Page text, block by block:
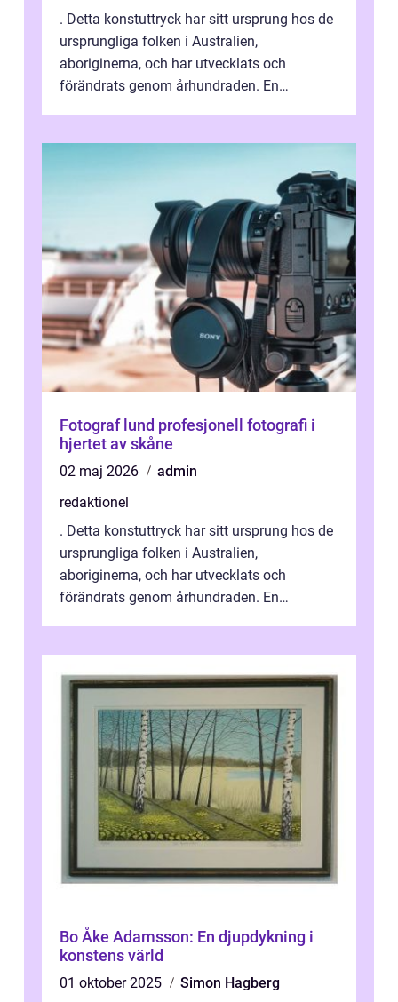
. Detta konstuttryck har sitt ursprung hos de
ursprungliga folken i Australien,
aboriginerna, och har utvecklats och
förändrats genom århundraden. En
Fotograf lund profesjonell fotografi i
hjertet av skåne
02 maj 2026
admin
redaktionel
. Detta konstuttryck har sitt ursprung hos de
ursprungliga folken i Australien,
aboriginerna, och har utvecklats och
förändrats genom århundraden. En
Bo Åke Adamsson: En djupdykning i
konstens värld
01 oktober 2025
Simon Hagberg